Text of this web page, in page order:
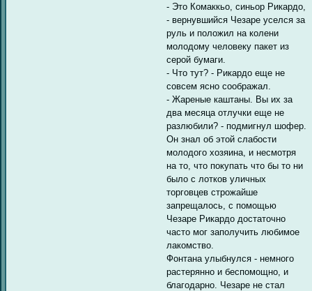
- Это Комаккьо, синьор Рикардо,
- вернувшийся Чезаре уселся за
руль и положил на колени
молодому человеку пакет из
серой бумаги.
- Что тут? - Рикардо еще не
совсем ясно соображал.
- Жареные каштаны. Вы их за
два месяца отлучки еще не
разлюбили? - подмигнул шофер.
Он знал об этой слабости
молодого хозяина, и несмотря
на то, что покупать что бы то ни
было с лотков уличных
торговцев строжайше
запрещалось, с помощью
Чезаре Рикардо достаточно
часто мог заполучить любимое
лакомство.
Фонтана улыбнулся - немного
растерянно и беспомощно, и
благодарно. Чезаре не стал